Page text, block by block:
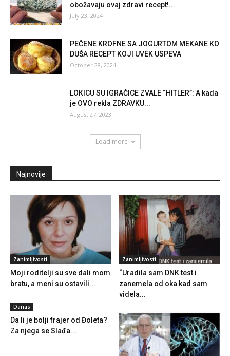
obožavaju ovaj zdravi recept!...
July 23, 2024
PEČENE KROFNE SA JOGURTOM MEKANE KO
DUŠA RECEPT KOJI UVEK USPEVA
October 28, 2024
LOKICU SU IGRAČICE ZVALE “HITLER”: A kada
je OVO rekla ZDRAVKU...
August 27, 2023
Load more
Najnovije
Zanimljivosti
Moji roditelji su sve dali mom
bratu, a meni su ostavili...
Zanimljivosti
“Uradila sam DNK test i
zanemela od oka kad sam
videla...
Danas
Da li je bolji frajer od Đoleta?
Za njega se Slađa...